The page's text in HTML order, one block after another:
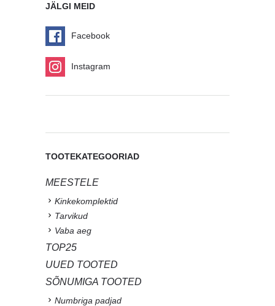
JÄLGI MEID
Facebook
Instagram
TOOTEKATEGOORIAD
MEESTELE
Kinkekomplektid
Tarvikud
Vaba aeg
TOP25
UUED TOOTED
SÕNUMIGA TOOTED
Numbriga padjad